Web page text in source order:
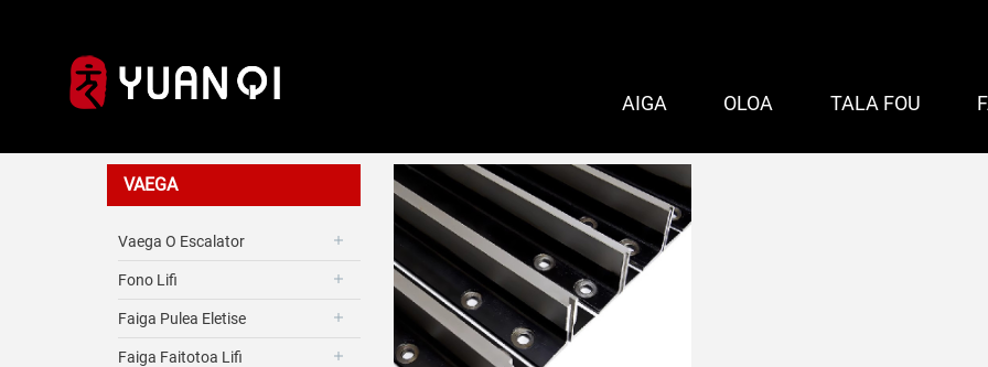
AIGA OLOA TALA FOU
VAEGA
Vaega O Escalator
Fono Lifi
Faiga Pulea Eletise
Faiga Faitotoa Lifi
Auala Taiala